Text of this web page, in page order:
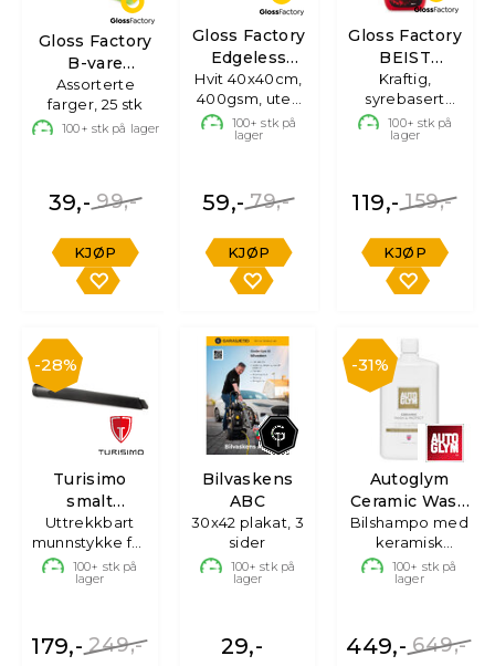
Gloss Factory
B-vare
Mikrofiberkluter
Assorterte
farger, 25 stk
100+ stk på lager
99,-
39,-
KJØP
Gloss Factory
Edgeless
Mikrofiberklut
Hvit 40x40cm,
400gsm, uten
søm
100+ stk på
lager
79,-
59,-
KJØP
Gloss Factory
BEIST
Felgrens
Kraftig,
syrebasert
felgrens -
750ml
100+ stk på
lager
159,-
119,-
KJØP
28%
Turisimo
smalt
munnstykke
Uttrekkbart
munnstykke for
Turisimo VAC
100+ stk på
lager
249,-
179,-
Bilvaskens
ABC
30x42 plakat, 3
sider
100+ stk på
lager
29,-
31%
Autoglym
Ceramic Wash
& Protect
Bilshampo med
keramisk
beskyttelse, 1L
100+ stk på
lager
649,-
449,-